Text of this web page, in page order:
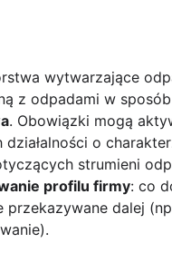
wytwarzające
z odpadami w
. Obowiązki mogą
o
strumieni
profilu firmy: co
przekazywane dalej